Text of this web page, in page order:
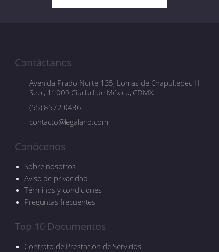
Contáctanos
Avenida Prado Norte 135, Lomas de Chapultepec III
Secc, 11000 Ciudad de México, CDMX.
(55) 8572 0436
contacto@legalario.com
Conócenos
Sobre nosotros
Aviso de privacidad
Términos y condiciones
Preguntas frecuentes
Top 10 Documentos
Contrato de Prestación de Servicios